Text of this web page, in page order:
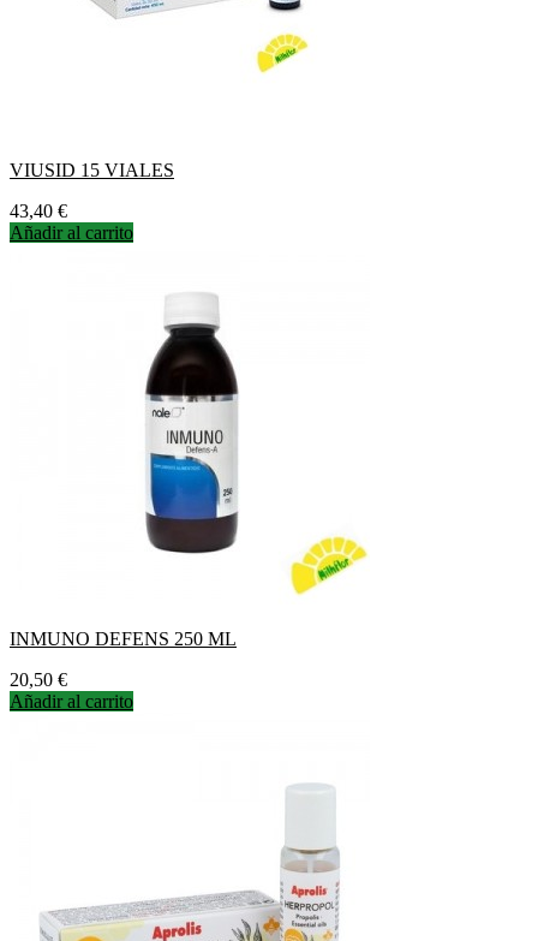
VIUSID 15 VIALES
Precio
43,40 €
Añadir al carrito
INMUNO DEFENS 250 ML
Precio
20,50 €
Añadir al carrito